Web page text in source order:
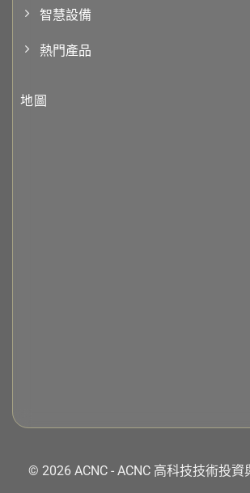
智慧設備
熱門產品
地圖
© 2026 ACNC - ACNC 高科技技術投資